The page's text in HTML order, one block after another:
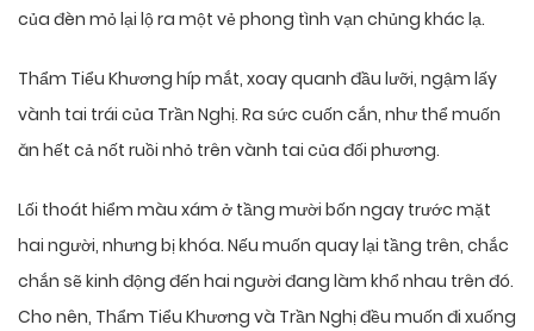
của đèn mỏ lại lộ ra một vẻ phong tình vạn chủng khác lạ.
Thẩm Tiểu Khương híp mắt, xoay quanh đầu lưỡi, ngậm lấy
vành tai trái của Trần Nghị. Ra sức cuốn cắn, như thể muốn
ăn hết cả nốt ruồi nhỏ trên vành tai của đối phương.
Lối thoát hiểm màu xám ở tầng mười bốn ngay trước mặt
hai người, nhưng bị khóa. Nếu muốn quay lại tầng trên, chắc
chắn sẽ kinh động đến hai người đang làm khổ nhau trên đó.
Cho nên, Thẩm Tiểu Khương và Trần Nghị đều muốn đi xuống